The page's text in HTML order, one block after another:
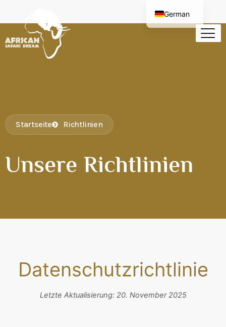
Startseite Richtlinien
Unsere Richtlinien
Datenschutzrichtlinie
Letzte Aktualisierung: 20. November 2025
German
English